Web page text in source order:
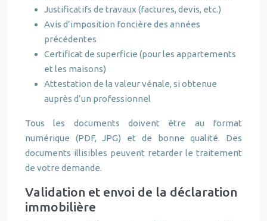
Justificatifs de travaux (factures, devis, etc.)
Avis d’imposition foncière des années
précédentes
Certificat de superficie (pour les appartements
et les maisons)
Attestation de la valeur vénale, si obtenue
auprès d’un professionnel
Tous les documents doivent être au format
numérique (PDF, JPG) et de bonne qualité. Des
documents illisibles peuvent retarder le traitement
de votre demande.
Validation et envoi de la déclaration
immobilière